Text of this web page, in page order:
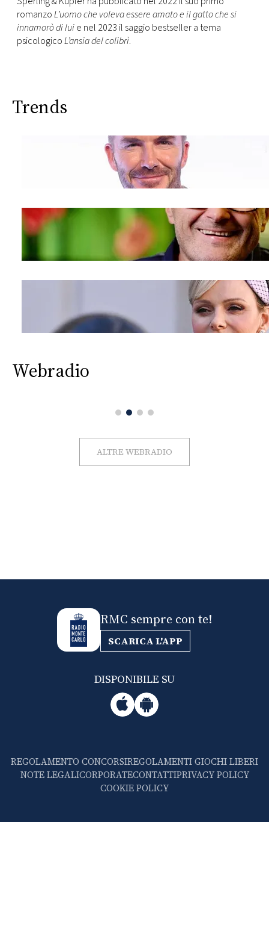
romanzoL’uomo che voleva essere amato e il gatto che si
innamorò di luie nel 2023 il saggio bestseller a tema
psicologicoL’ansia del colibrì.
Trends
Webradio
ALTRE WEBRADIO
RMC sempre con te!
SCARICA L'APP
DISPONIBILE SU
REGOLAMENTO CONCORSIREGOLAMENTI GIOCHI LIBERI
NOTE LEGALICORPORATECONTATTIPRIVACY POLICY
COOKIE POLICY